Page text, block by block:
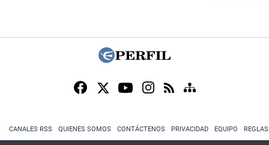
CANALES RSS QUIENES SOMOS CONTÁCTENOS PRIVACIDAD EQUIPO